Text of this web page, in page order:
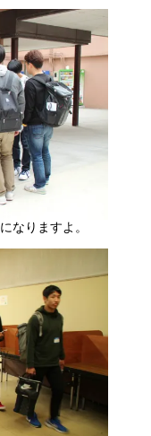
なりますよ。